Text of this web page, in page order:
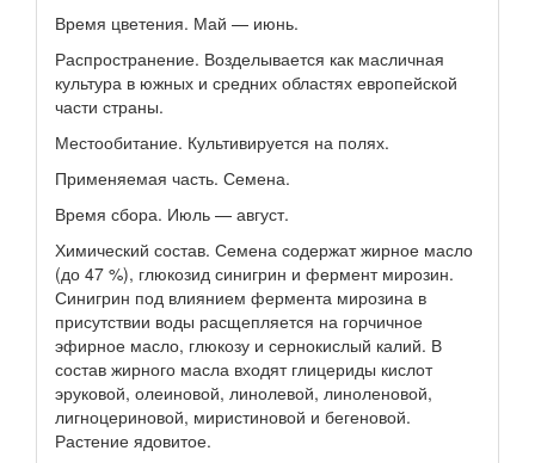
Время цветения. Май — июнь.
Распространение. Возделывается как масличная
культура в южных и средних областях европейской
части страны.
Местообитание. Культивируется на полях.
Применяемая часть. Семена.
Время сбора. Июль — август.
Химический состав. Семена содержат жирное масло
(до 47 %), глюкозид синигрин и фермент мирозин.
Синигрин под влиянием фермента мирозина в
присутствии воды расщепляется на горчичное
эфирное масло, глюкозу и сернокислый калий. В
состав жирного масла входят глицериды кислот
эруковой, олеиновой, линолевой, линоленовой,
лигноцериновой, миристиновой и бегеновой.
Растение ядовитое.